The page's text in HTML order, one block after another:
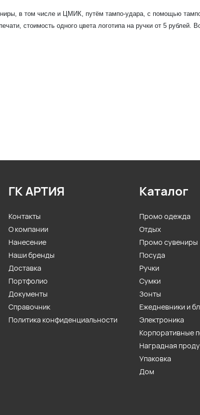
в том числе и ЦМИК, путём тампо-удара, с помощью
стоимость одного цвета логотипа на ручки от 5
ГК АРТИЯ
Контакты
О компании
Нанесение
Наши бренды
Доставка
Портфолио
Документы
Справочник
Политика конфиденциальности
Каталог
Промо одежда
Отдых
Промо сувениры
Посуда
Ручки
Сумки
Зонты
Ежедневники и
Электроника
Корпоративные
Наградная
Упаковка
Дом